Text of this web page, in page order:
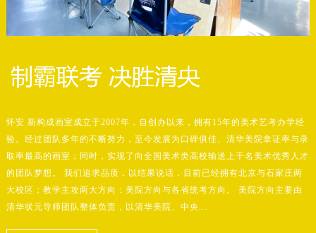
怀安 新构成画室成立于2007年，自创办以来，拥有15年的美术艺考办学经
验。经过团队多年的不断努力，至今发展为口碑俱佳、清华美院拿证率与录
取率最高的画室；同时，实现了向全国美术类高校输送上千名美术优秀人才
的团队梦想。 我们追求品质，以结果说话，目前已经拥有北京与石家庄两
大校区；教学主攻两大方向：美院方向与各省统考方向。 美院方向主要由
清华状元导师团队整体负责，以清华美院、中央...